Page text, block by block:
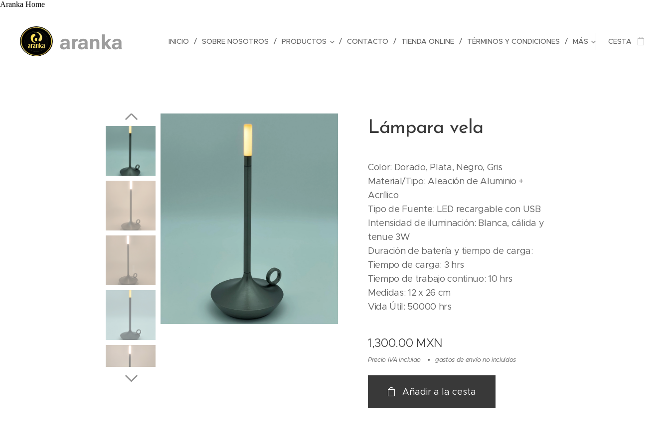
Aranka Home
aranka INICIO SOBRE NOSOTROS PRODUCTOS CONTACTO TIENDA ONLINE TÉRMINOS Y CONDICIONES MÁS CESTA
Lámpara vela
Color: Dorado, Plata, Negro, Gris
Material/Tipo: Aleación de Aluminio +
Acrílico
Tipo de Fuente: LED recargable con USB
Intensidad de iluminación: Blanca, cálida y
tenue 3W
Duración de batería y tiempo de carga:
Tiempo de carga: 3 hrs
Tiempo de trabajo continuo: 10 hrs
Medidas: 12 x 26 cm
Vida Útil: 50000 hrs
1,300.00 MXN
Precio IVA incluido gastos de envío no incluidos
Añadir a la cesta